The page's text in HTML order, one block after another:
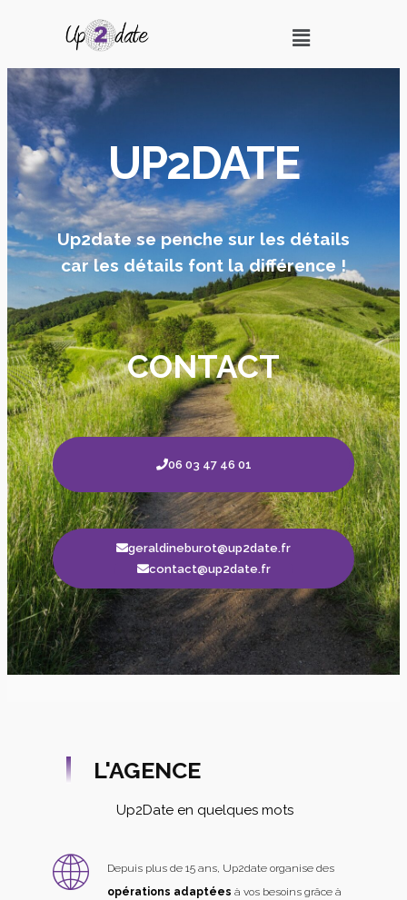
UP2DATE
Up2date se penche sur les détails
car les détails font la différence !
CONTACT
06 03 47 46 01
geraldineburot@up2date.fr
contact@up2date.fr
L'AGENCE
Up2Date en quelques mots
Depuis plus de 15 ans, Up2date organise des
opérations adaptées à vos besoins grâce à